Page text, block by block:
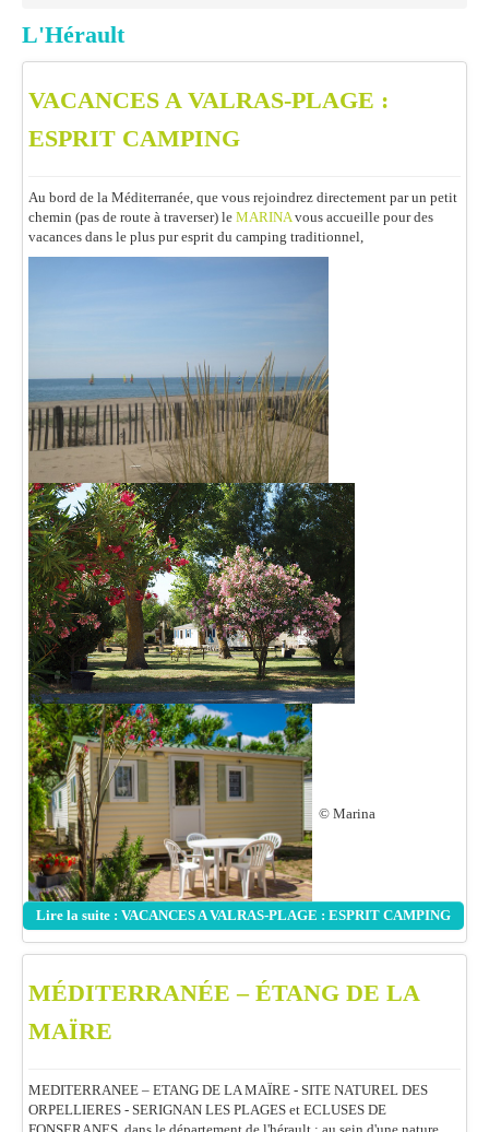
L'Hérault
VACANCES A VALRAS-PLAGE :
ESPRIT CAMPING
Au bord de la Méditerranée, que vous rejoindrez directement par un petit
chemin (pas de route à traverser) le MARINAvous accueille pour des
vacances dans le plus pur esprit du camping traditionnel,
© Marina
Lire la suite : VACANCES A VALRAS-PLAGE : ESPRIT CAMPING
MÉDITERRANÉE – ÉTANG DE LA
MAÏRE
MEDITERRANEE – ETANG DE LA MAÏRE - SITE NATUREL DES
ORPELLIERES - SERIGNAN LES PLAGES et ECLUSES DE